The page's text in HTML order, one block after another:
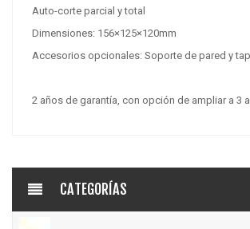
Auto-corte parcial y total
Dimensiones: 156×125×120mm
Accesorios opcionales: Soporte de pared y
2 años de garantía, con opción de ampliar a 3
CATEGORÍAS